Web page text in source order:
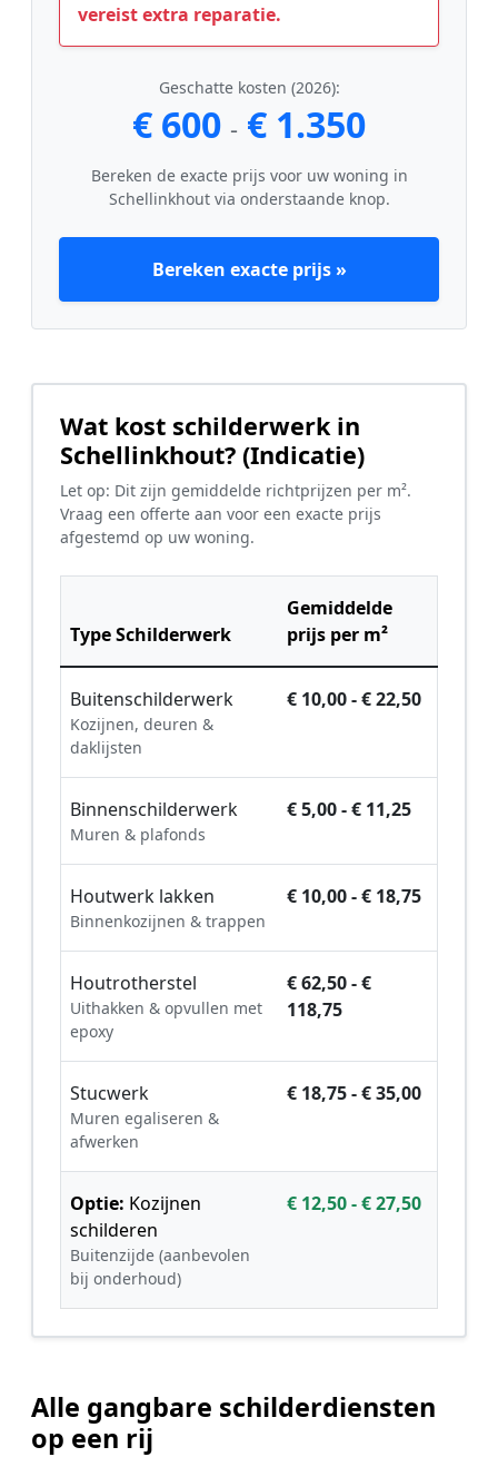
vereist extra reparatie.
Geschatte kosten (2026):
€ 600 - € 1.350
Bereken de exacte prijs voor uw woning in
Schellinkhout via onderstaande knop.
Bereken exacte prijs »
Wat kost schilderwerk in
Schellinkhout? (Indicatie)
Let op: Dit zijn gemiddelde richtprijzen per m².
Vraag een offerte aan voor een exacte prijs
afgestemd op uw woning.
Type Schilderwerk
Gemiddelde
prijs per m²
Buitenschilderwerk
Kozijnen, deuren &
daklijsten
€ 10,00 - € 22,50
Binnenschilderwerk
Muren & plafonds
€ 5,00 - € 11,25
Houtwerk lakken
Binnenkozijnen & trappen
€ 10,00 - € 18,75
Houtrotherstel
Uithakken & opvullen met
epoxy
€ 62,50 - €
118,75
Stucwerk
Muren egaliseren &
afwerken
€ 18,75 - € 35,00
Optie: Kozijnen
schilderen
Buitenzijde (aanbevolen
bij onderhoud)
€ 12,50 - € 27,50
Alle gangbare schilderdiensten
op een rij